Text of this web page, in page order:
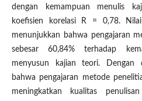
dengan kemampuan menulis
koefisien korelasi R = 0,78.
menunjukkan bahwa pengajaran
sebesar 60,84% terhadap
menyusun kajian teori. Dengan
bahwa pengajaran metode
meningkatkan kualitas